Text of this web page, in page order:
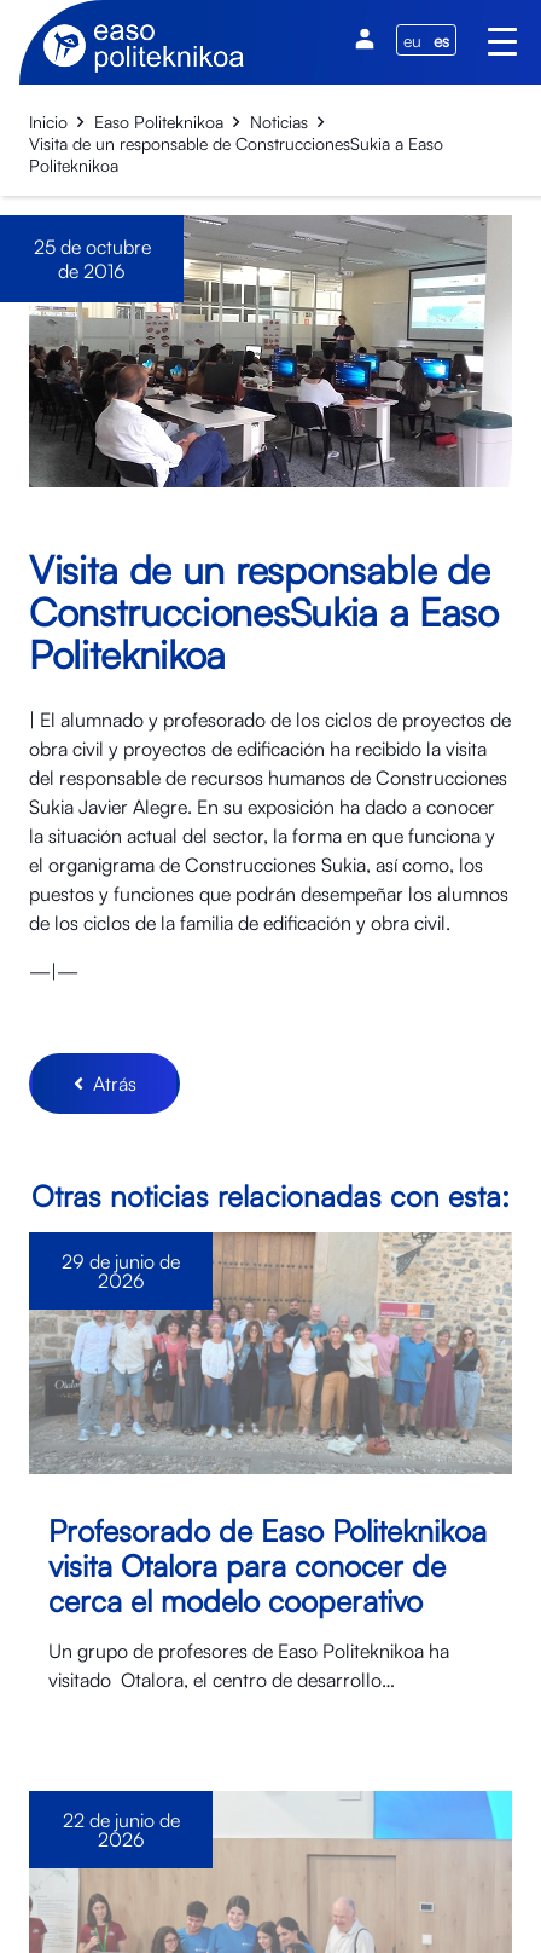
eu es
Inicio Easo Politeknikoa
Noticias
Visita de un responsable de ConstruccionesSukia a Easo
Politeknikoa
25 de octubre
de 2016
Visita de un responsable de
ConstruccionesSukia a Easo
Politeknikoa
| El alumnado y profesorado de los ciclos de proyectos de
obra civil y proyectos de edificación ha recibido la visita
del responsable de recursos humanos de Construcciones
Sukia Javier Alegre. En su exposición ha dado a conocer
la situación actual del sector, la forma en que funciona y
el organigrama de Construcciones Sukia, así como, los
puestos y funciones que podrán desempeñar los alumnos
de los ciclos de la familia de edificación y obra civil.
—|—
Atrás
Otras noticias relacionadas con esta:
Profesorado de Easo Politeknikoa
visita Otalora para conocer de
cerca el modelo cooperativo
Un grupo de profesores de Easo Politeknikoa ha
visitado Otalora⁠, el centro de desarrollo…
29 de junio de
2026
22 de junio de
2026